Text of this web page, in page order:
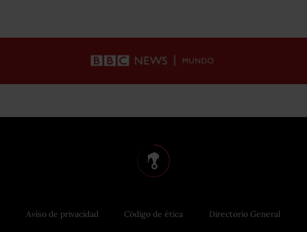
Aviso de privacidad Código de ética Directorio General